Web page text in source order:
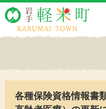
各種保険資格情報書